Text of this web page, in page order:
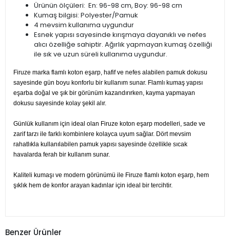
Ürünün ölçüleri: En: 96-98 cm, Boy: 96-98 cm
Kumaş bilgisi: Polyester/Pamuk
4 mevsim kullanıma uygundur
Esnek yapısı sayesinde kırışmaya dayanıklı ve nefes
alıcı özelliğe sahiptir. Ağırlık yapmayan kumaş özelliği
ile sık ve uzun süreli kullanıma uygundur.
Firuze marka flamlı koton eşarp, hafif ve nefes alabilen pamuk dokusu
sayesinde gün boyu konforlu bir kullanım sunar. Flamlı kumaş yapısı
eşarba doğal ve şık bir görünüm kazandırırken, kayma yapmayan
dokusu sayesinde kolay şekil alır.
Günlük kullanım için ideal olan Firuze koton eşarp modelleri, sade ve
zarif tarzı ile farklı kombinlere kolayca uyum sağlar. Dört mevsim
rahatlıkla kullanılabilen pamuk yapısı sayesinde özellikle sıcak
havalarda ferah bir kullanım sunar.
Kaliteli kumaşı ve modern görünümü ile Firuze flamlı koton eşarp, hem
şıklık hem de konfor arayan kadınlar için ideal bir tercihtir.
Benzer Ürünler